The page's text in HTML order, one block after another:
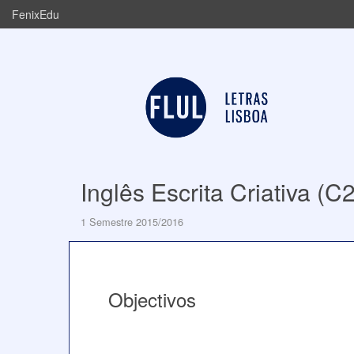
FenixEdu
Inglês Escrita Criativa
1 Semestre 2015/2016
Objectivos